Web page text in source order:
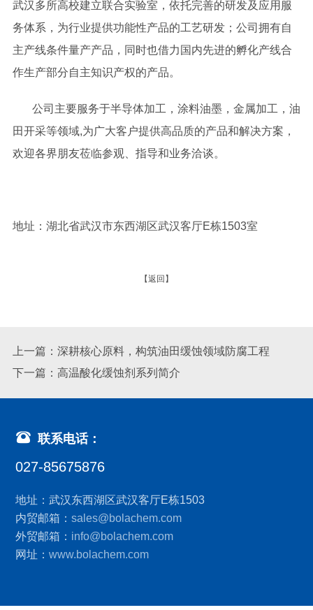
武汉多所高校建立联合实验室，依托完善的研发及应用服
务体系，为行业提供功能性产品的工艺研发；公司拥有自
主产线条件量产产品，同时也借力国内先进的孵化产线合
作生产部分自主知识产权的产品。
公司主要服务于半导体加工，涂料油墨，金属加工，油
田开采等领域,为广大客户提供高品质的产品和解决方案，
欢迎各界朋友莅临参观、指导和业务洽谈。
地址：湖北省武汉市东西湖区武汉客厅E栋1503室
【返回】
上一篇：深耕核心原料，构筑油田缓蚀领域防腐工程
下一篇：高温酸化缓蚀剂系列简介
联系电话：
027-85675876
地址：武汉东西湖区武汉客厅E栋1503
内贸邮箱：sales@bolachem.com
外贸邮箱： info@bolachem.com
网址：www.bolachem.com